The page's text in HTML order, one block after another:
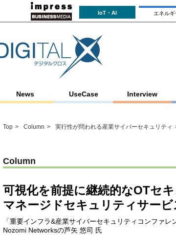
IoT・AI エネルギ
News UseCase Interview
Top Column 実行性が問われる産業サイバーセキュリティ
Column
可視化を前提に継続的なOTセ
マネージドセキュリティサービ
「重要インフラ&産業サイバーセキュリティコンファ
Nozomi Networksの芦矢 悠司 氏